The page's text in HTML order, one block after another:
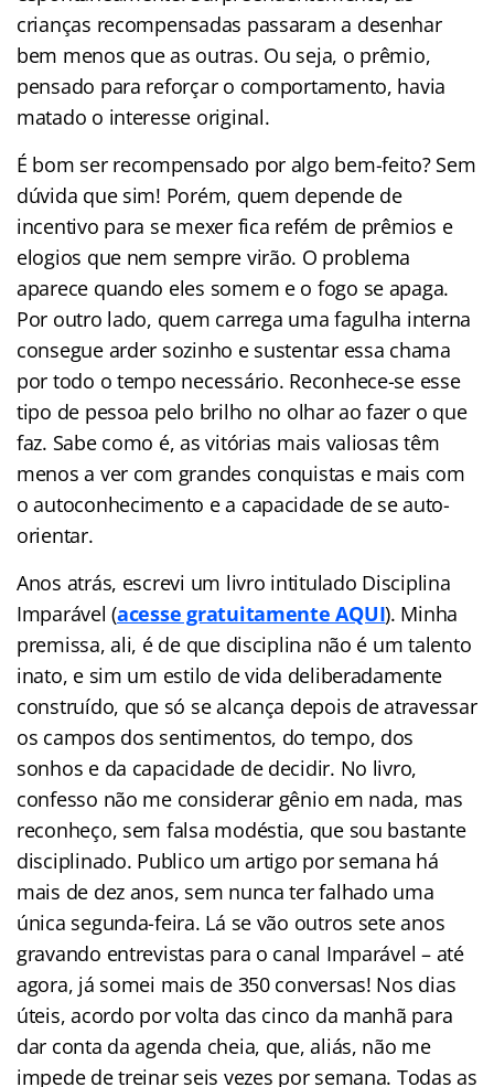
crianças recompensadas passaram a desenhar
bem menos que as outras. Ou seja, o prêmio,
pensado para reforçar o comportamento, havia
matado o interesse original.
É bom ser recompensado por algo bem-feito? Sem
dúvida que sim! Porém, quem depende de
incentivo para se mexer fica refém de prêmios e
elogios que nem sempre virão. O problema
aparece quando eles somem e o fogo se apaga.
Por outro lado, quem carrega uma fagulha interna
consegue arder sozinho e sustentar essa chama
por todo o tempo necessário. Reconhece-se esse
tipo de pessoa pelo brilho no olhar ao fazer o que
faz. Sabe como é, as vitórias mais valiosas têm
menos a ver com grandes conquistas e mais com
o autoconhecimento e a capacidade de se auto-
orientar.
Anos atrás, escrevi um livro intitulado Disciplina
Imparável (acesse gratuitamente AQUI). Minha
premissa, ali, é de que disciplina não é um talento
inato, e sim um estilo de vida deliberadamente
construído, que só se alcança depois de atravessar
os campos dos sentimentos, do tempo, dos
sonhos e da capacidade de decidir. No livro,
confesso não me considerar gênio em nada, mas
reconheço, sem falsa modéstia, que sou bastante
disciplinado. Publico um artigo por semana há
mais de dez anos, sem nunca ter falhado uma
única segunda-feira. Lá se vão outros sete anos
gravando entrevistas para o canal Imparável – até
agora, já somei mais de 350 conversas! Nos dias
úteis, acordo por volta das cinco da manhã para
dar conta da agenda cheia, que, aliás, não me
impede de treinar seis vezes por semana. Todas as